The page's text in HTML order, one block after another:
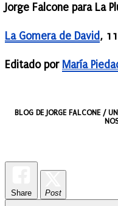
Jorge Falcone para La
La Gomera de David,
Editado por María
BLOG DE JORGE FALCONE /
Share Post